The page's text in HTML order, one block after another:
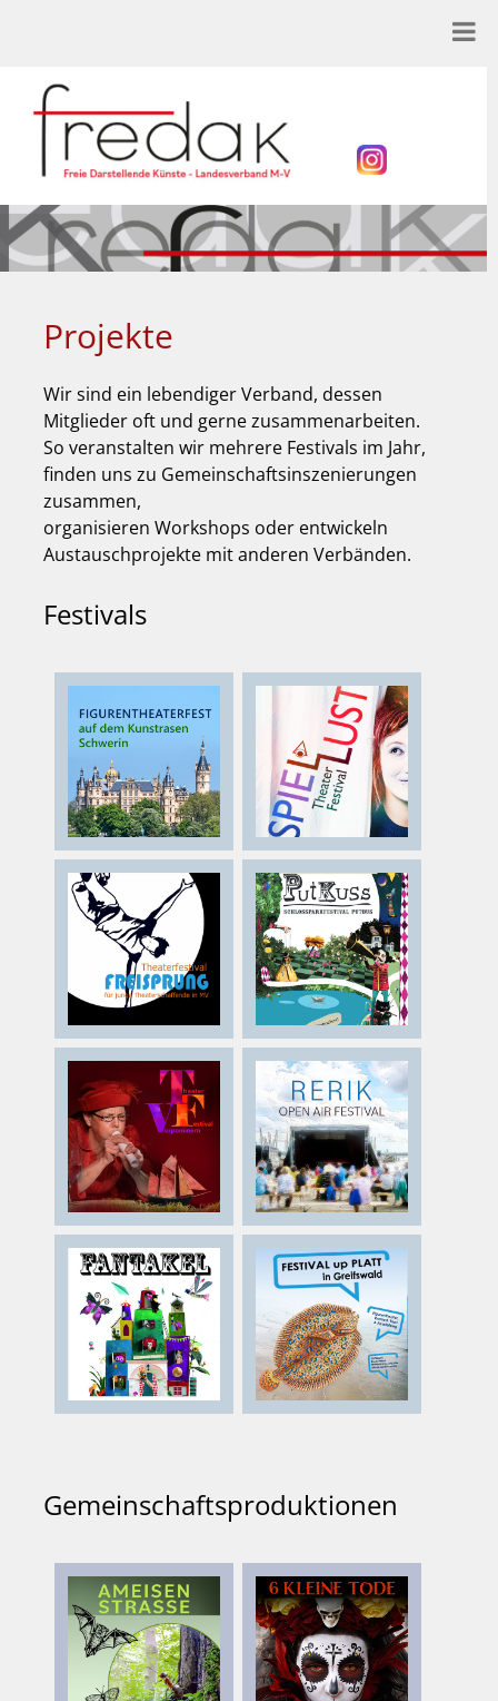
Projekte
Wir sind ein lebendiger Verband, dessen
Mitglieder oft und gerne zusammenarbeiten.
So veranstalten wir mehrere Festivals im Jahr,
finden uns zu Gemeinschaftsinszenierungen
zusammen,
organisieren Workshops oder entwickeln
Austauschprojekte mit anderen Verbänden.
Festivals
Gemeinschaftsproduktionen